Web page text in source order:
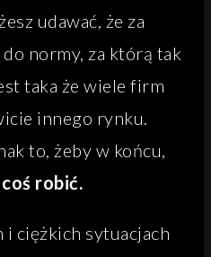
udawać, że za
normy, za którą tak
taka że wiele firm
innego rynku.
to, żeby w końcu,
robić.
ciężkich sytuacjach